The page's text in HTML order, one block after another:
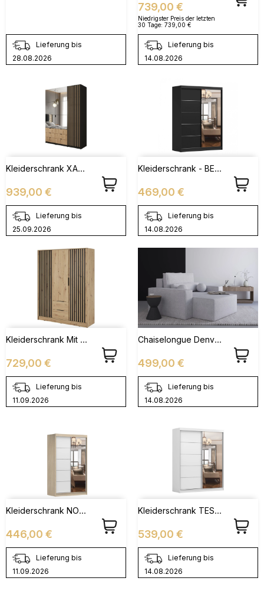
Lieferung bis
28.08.2026
739,00 €
Niedrigster Preis der letzten
30 Tage: 739,00 €
Lieferung bis
14.08.2026
Kleiderschrank XANO 150
Preis
939,00 €
Lieferung bis
25.09.2026
Kleiderschrank - BENI 05
Preis
469,00 €
Lieferung bis
14.08.2026
Kleiderschrank Mit Erweiterung - JOHN Artisan + Schwarz (155 Cm, Ohne Spiegel)
Preis
729,00 €
Lieferung bis
11.09.2026
Chaiselongue Denver Aus Bouclé
Preis
499,00 €
Lieferung bis
14.08.2026
Kleiderschrank NOAH 05 Sonoma + Weiß
Preis
446,00 €
Lieferung bis
11.09.2026
Kleiderschrank TESS BIS 03 Weiß
Preis
539,00 €
Lieferung bis
14.08.2026